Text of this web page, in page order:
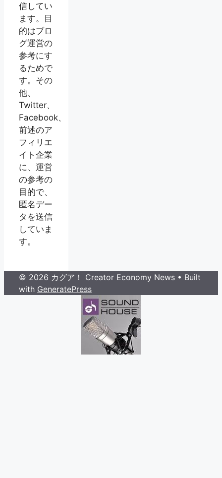
信してい
ます。目
的はブロ
グ運営の
参考にす
るためで
す。その
他、
Twitter、
Facebook、
前述のア
フィリエ
イト企業
に、運営
の参考の
目的で、
匿名デー
タを送信
していま
す。
© 2026 カグア！ Creator Economy News • Built
with GeneratePress